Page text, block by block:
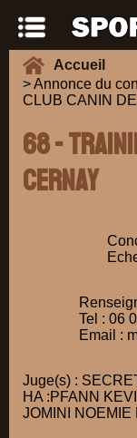
Accueil
> Annonce du
CLUB CANIN
68 -
CERNAY
Tel : 06
Email :
Juge(s) :
HA :PFANN
JOMINI NOEMIE